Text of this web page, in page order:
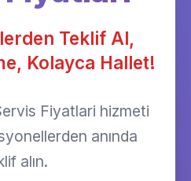
Teklif Al,
Kolayca Hallet!
Fiyatlari hizmeti
anında
alın.